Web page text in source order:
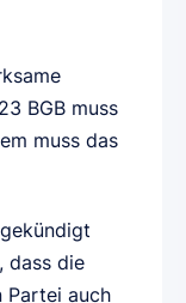
BGB muss
muss das
dass die
Partei auch